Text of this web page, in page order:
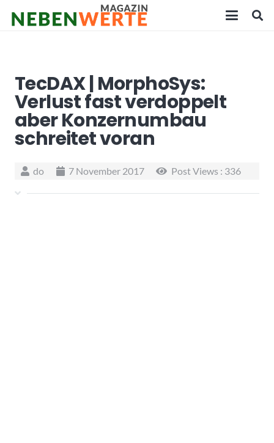
TecDAX | MorphoSys:
Verlust fast verdoppelt
aber Konzernumbau
schreitet voran
do 7 November 2017 Post Views : 336